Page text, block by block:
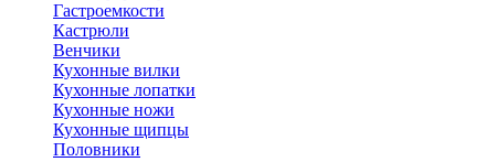
Гастроемкости
Кастрюли
Венчики
Кухонные вилки
Кухонные лопатки
Кухонные ножи
Кухонные щипцы
Половники